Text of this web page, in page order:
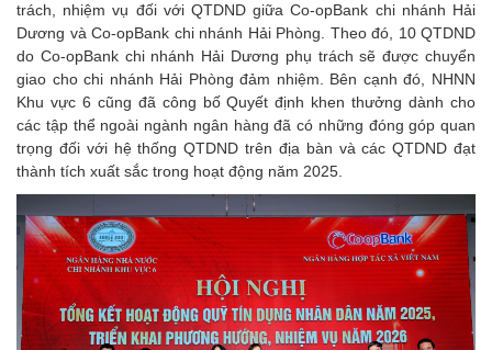
trách, nhiệm vụ đối với QTDND giữa Co-opBank chi nhánh Hải
Dương và Co-opBank chi nhánh Hải Phòng. Theo đó, 10 QTDND
do Co-opBank chi nhánh Hải Dương phụ trách sẽ được chuyển
giao cho chi nhánh Hải Phòng đảm nhiệm. Bên cạnh đó, NHNN
Khu vực 6 cũng đã công bố Quyết định khen thưởng dành cho
các tập thể ngoài ngành ngân hàng đã có những đóng góp quan
trọng đối với hệ thống QTDND trên địa bàn và các QTDND đạt
thành tích xuất sắc trong hoạt động năm 2025.